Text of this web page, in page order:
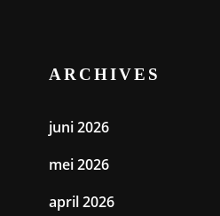
ARCHIVES
juni 2026
mei 2026
april 2026